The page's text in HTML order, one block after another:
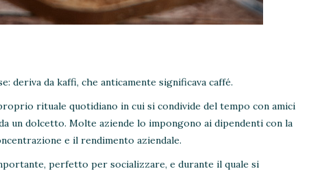
deriva da kaffi, che anticamente significava caffé.
rituale quotidiano in cui si condivide del tempo con amici
un dolcetto. Molte aziende lo impongono ai dipendenti con la
e il rendimento aziendale.
perfetto per socializzare, e durante il quale si